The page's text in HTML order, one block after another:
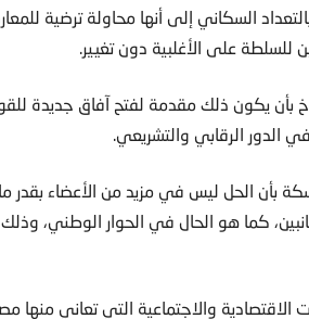
السكاني إلى أنها محاولة ترضية
للسلطة على الأغلبية دون تغيير.
بأن يكون ذلك مقدمة لفتح آفاق جديدة
الدور الرقابي والتشريعي.
بأن الحل ليس في مزيد من الأعضاء بقدر
كما هو الحال في الحوار الوطني،
والاجتماعية التي تعاني منها